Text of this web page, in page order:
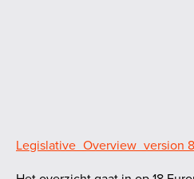
Legislative_Overview_version